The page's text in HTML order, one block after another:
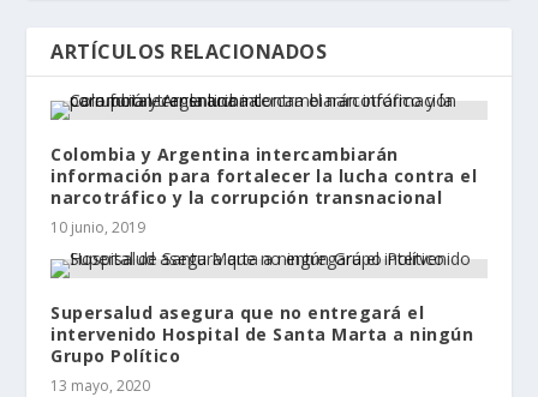
ARTÍCULOS RELACIONADOS
Colombia y Argentina intercambiarán
información para fortalecer la lucha contra el
narcotráfico y la corrupción transnacional
10 junio, 2019
Supersalud asegura que no entregará el
intervenido Hospital de Santa Marta a ningún
Grupo Político
13 mayo, 2020